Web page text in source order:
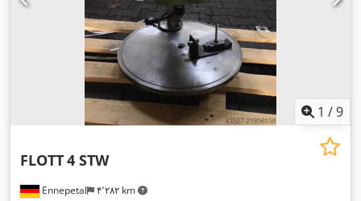
1 /9
Ennepetal ۴٬۲۸۲ km
FLOTT4 STW